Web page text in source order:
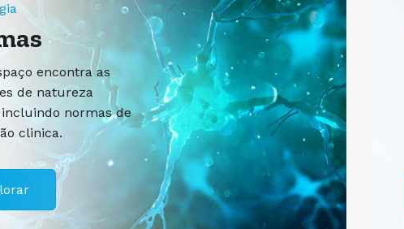
encontra as
de natureza
normas de
clinica.